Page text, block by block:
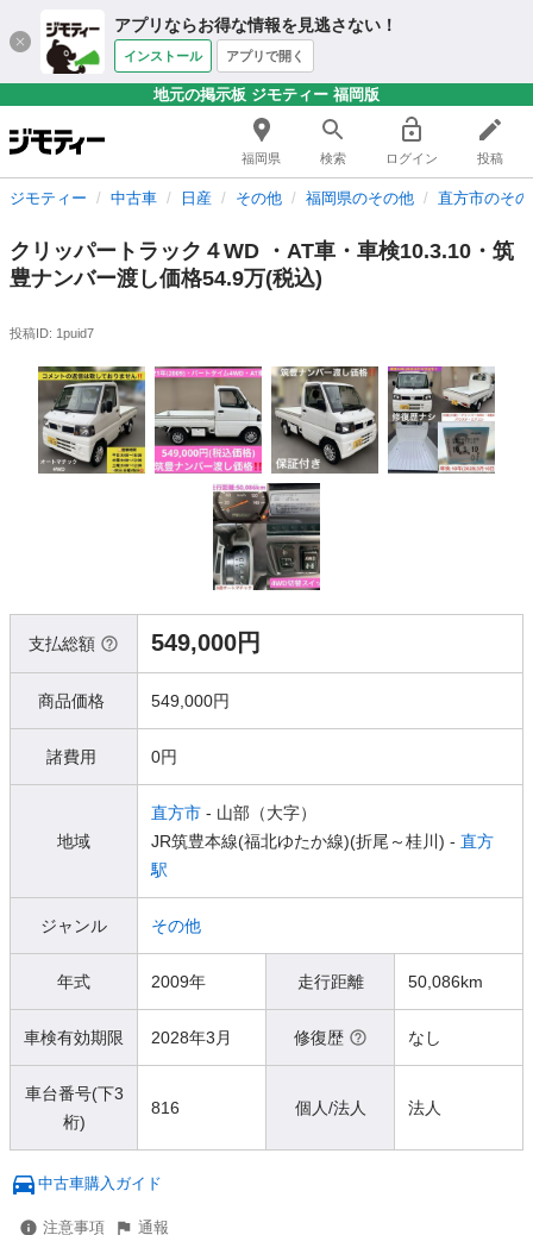
アプリならお得な情報を見逃さない！
インストール アプリで開く
地元の掲示板 ジモティー 福岡版
福岡県 検索 ログイン 投稿
ジモティー 中古車 日産 その他 福岡県のその他 直方市のそ
クリッパートラック４WD ・AT車・車検10.3.10・筑
豊ナンバー渡し価格54.9万(税込)
投稿ID: 1puid7
支払総額 549,000円
商品価格 549,000円
諸費用 0円
地域
直方市 - 山部（大字）
JR筑豊本線(福北ゆたか線)(折尾～桂川) - 直方
駅
ジャンル その他
年式 2009年 走行距離 50,086km
車検有効期限 2028年3月 修復歴 なし
車台番号(下3
桁)
816 個人/法人 法人
中古車購入ガイド
注意事項 通報